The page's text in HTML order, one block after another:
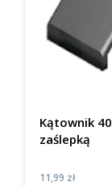
Kątownik
zaślepką
Cena
11,99 zł